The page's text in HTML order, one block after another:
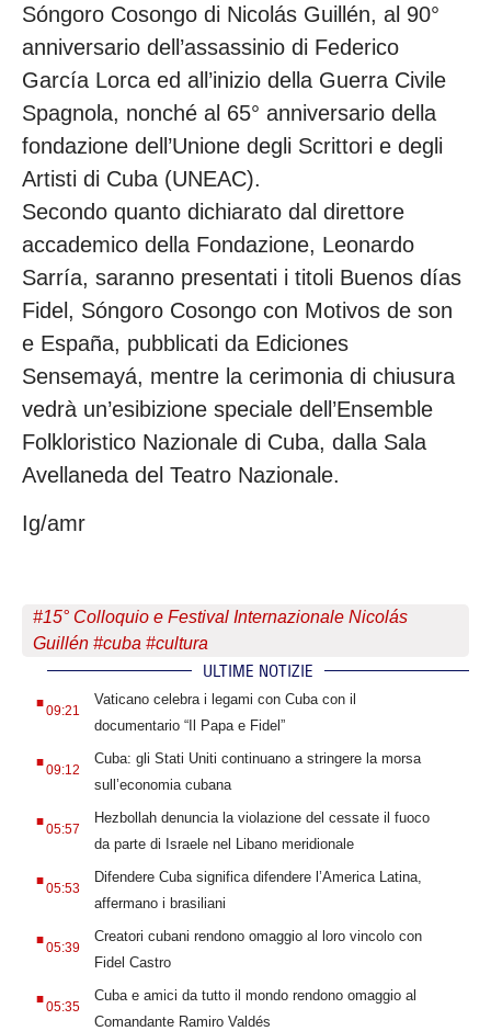
Sóngoro Cosongo di Nicolás Guillén, al 90°
anniversario dell’assassinio di Federico
García Lorca ed all’inizio della Guerra Civile
Spagnola, nonché al 65° anniversario della
fondazione dell’Unione degli Scrittori e degli
Artisti di Cuba (UNEAC).
Secondo quanto dichiarato dal direttore
accademico della Fondazione, Leonardo
Sarría, saranno presentati i titoli Buenos días
Fidel, Sóngoro Cosongo con Motivos de son
e España, pubblicati da Ediciones
Sensemayá, mentre la cerimonia di chiusura
vedrà un’esibizione speciale dell’Ensemble
Folkloristico Nazionale di Cuba, dalla Sala
Avellaneda del Teatro Nazionale.
Ig/amr
#15° Colloquio e Festival Internazionale Nicolás
Guillén #cuba #cultura
ULTIME NOTIZIE
.09:21
Vaticano celebra i legami con Cuba con il
documentario “Il Papa e Fidel”
.09:12
Cuba: gli Stati Uniti continuano a stringere la morsa
sull’economia cubana
.05:57
Hezbollah denuncia la violazione del cessate il fuoco
da parte di Israele nel Libano meridionale
.05:53
Difendere Cuba significa difendere l’America Latina,
affermano i brasiliani
.05:39
Creatori cubani rendono omaggio al loro vincolo con
Fidel Castro
.05:35
Cuba e amici da tutto il mondo rendono omaggio al
Comandante Ramiro Valdés